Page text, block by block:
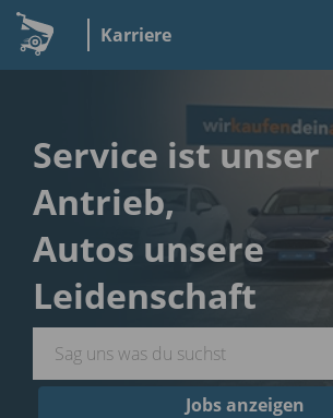
Karriere
Service ist unser
Antrieb,
Autos unsere
Leidenschaft
Jobs anzeigen